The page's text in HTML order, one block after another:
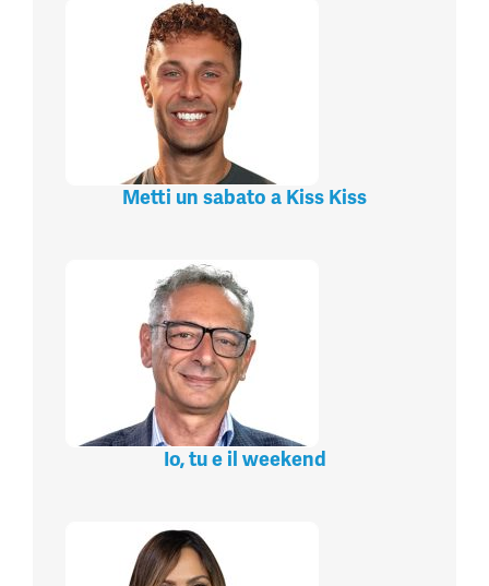
Metti un sabato a Kiss Kiss
Io, tu e il weekend